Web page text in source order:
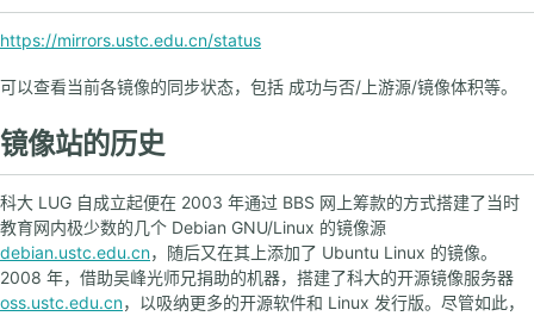
https://mirrors.ustc.edu.cn/status
可以查看当前各镜像的同步状态，包括 成功与否/上游源/镜像体积等。
镜像站的历史
科大 LUG 自成立起便在 2003 年通过 BBS 网上筹款的方式搭建了当时
教育网内极少数的几个 Debian GNU/Linux 的镜像源
debian.ustc.edu.cn，随后又在其上添加了 Ubuntu Linux 的镜像。
2008 年，借助吴峰光师兄捐助的机器，搭建了科大的开源镜像服务器
oss.ustc.edu.cn，以吸纳更多的开源软件和 Linux 发行版。尽管如此，